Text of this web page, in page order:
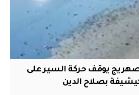
صهريج يوقف حركة السير على
بصلاح الدين